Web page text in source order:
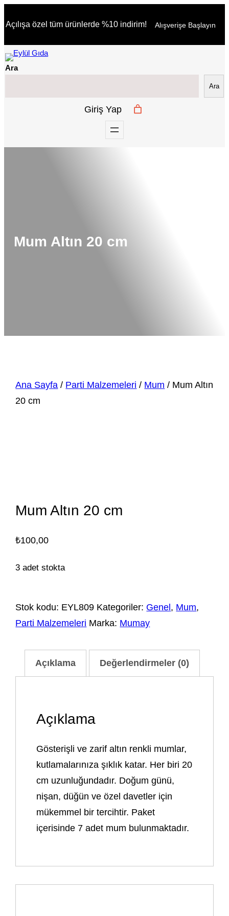
geç
Açılışa özel tüm ürünlerde %10 indirim! Alışverişe Başlayın
Ara
Ara
Giriş Yap
Mum Altın 20 cm
Ana Sayfa / Parti Malzemeleri / Mum / Mum Altın
20 cm
Mum Altın 20 cm
₺100,00
3 adet stokta
Stok kodu: EYL809 Kategoriler: Genel, Mum,
Parti Malzemeleri Marka: Mumay
Açıklama Değerlendirmeler (0)
Açıklama
Gösterişli ve zarif altın renkli mumlar,
kutlamalarınıza şıklık katar. Her biri 20
cm uzunluğundadır. Doğum günü,
nişan, düğün ve özel davetler için
mükemmel bir tercihtir. Paket
içerisinde 7 adet mum bulunmaktadır.